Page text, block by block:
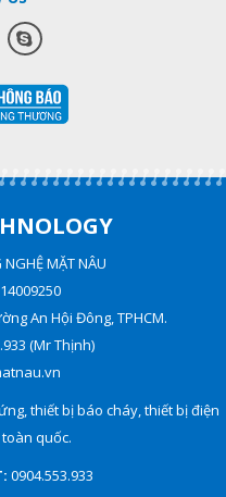
NGHỆ MẶT NÂU
An Hội Đông, TPHCM.
(Mr Thịnh)
thiết bị báo cháy, thiết bị điện
quốc.
0904.553.933